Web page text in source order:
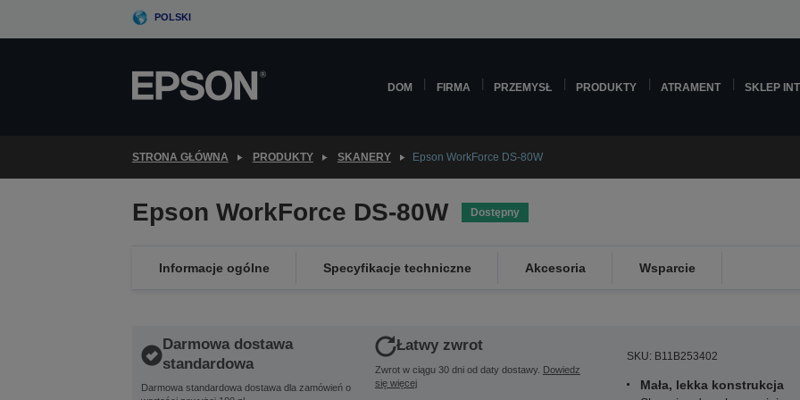
POLSKI
DOM FIRMA PRZEMYSŁ PRODUKTY ATRAMENT SKLEP
STRONA GŁÓWNA PRODUKTY SKANERY Epson WorkForce DS-80W
Epson WorkForce DS-80W Dostępny
Informacje ogólne Specyfikacje techniczne Akcesoria Wsparcie
Darmowa dostawa
standardowa
Darmowa standardowa dostawa dla zamówień o
Łatwy zwrot
Zwrot w ciągu 30 dni od daty dostawy. Dowiedz
się więcej
SKU: B11B253402
Mała, lekka konstrukcja